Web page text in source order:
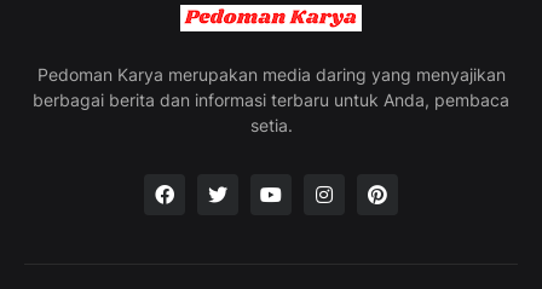
V
Pedoman Karya merupakan media daring yang menyajikan
berbagai berita dan informasi terbaru untuk Anda, pembaca
setia.